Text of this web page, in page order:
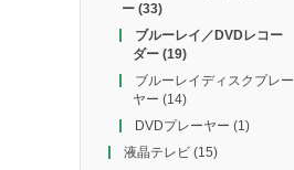
ー(33)
ブルーレイ／DVDレコー
ダー(19)
ブルーレイディスクプレー
ヤー (14)
DVDプレーヤー (1)
液晶テレビ(15)